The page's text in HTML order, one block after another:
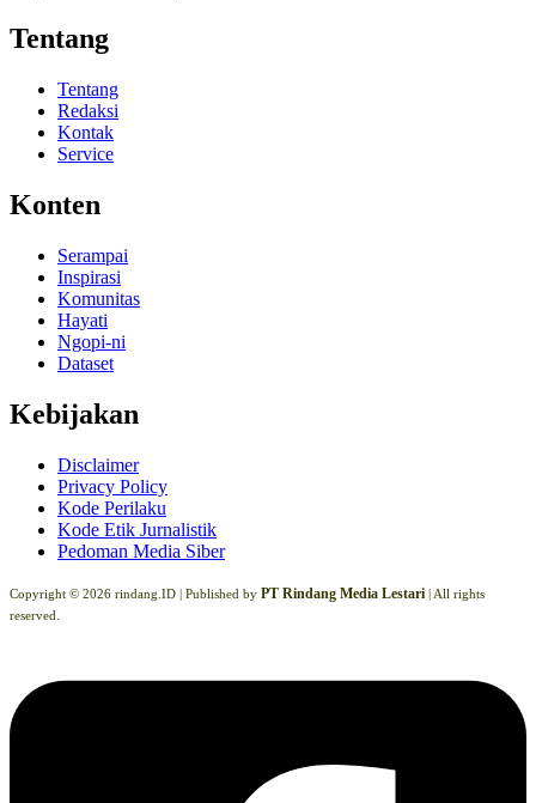
Tentang
Tentang
Redaksi
Kontak
Service
Konten
Serampai
Inspirasi
Komunitas
Hayati
Ngopi-ni
Dataset
Kebijakan
Disclaimer
Privacy Policy
Kode Perilaku
Kode Etik Jurnalistik
Pedoman Media Siber
Copyright © 2026 rindang.ID | Published by PT Rindang Media Lestari | All rights
reserved.